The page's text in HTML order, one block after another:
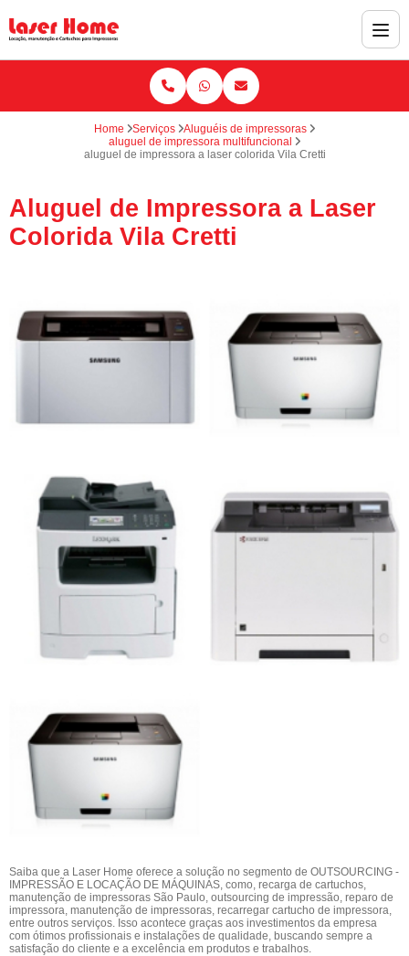
Home Serviços
Aluguéis de impressoras
aluguel de impressora multifuncional
aluguel de impressora a laser colorida Vila Cretti
Aluguel de Impressora a Laser
Colorida Vila Cretti
Saiba que a Laser Home oferece a solução no segmento de OUTSOURCING -
IMPRESSÃO E LOCAÇÃO DE MÁQUINAS, como, recarga de cartuchos,
manutenção de impressoras São Paulo, outsourcing de impressão, reparo de
impressora, manutenção de impressoras, recarregar cartucho de impressora,
entre outros serviços. Isso acontece graças aos investimentos da empresa
com ótimos profissionais e instalações de qualidade, buscando sempre a
satisfação do cliente e a excelência em produtos e trabalhos.